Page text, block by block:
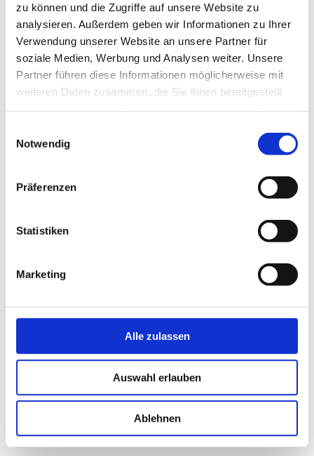
zu können und die Zugriffe auf unsere Website zu
analysieren. Außerdem geben wir Informationen zu Ihrer
Verwendung unserer Website an unsere Partner für
soziale Medien, Werbung und Analysen weiter. Unsere
Partner führen diese Informationen möglicherweise mit
weiteren Daten zusammen, die Sie ihnen bereitgestellt
Notwendig
Präferenzen
Statistiken
Marketing
Alle zulassen
Auswahl erlauben
Ablehnen